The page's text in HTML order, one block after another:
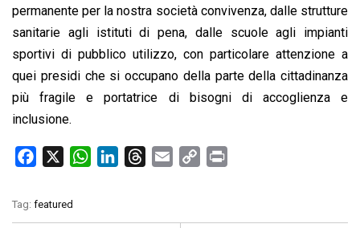
permanente per la nostra società convivenza, dalle strutture
sanitarie agli istituti di pena, dalle scuole agli impianti
sportivi di pubblico utilizzo, con particolare attenzione a
quei presidi che si occupano della parte della cittadinanza
più fragile e portatrice di bisogni di accoglienza e
inclusione.
c
e
W
t
k
e
i
y
n
Tag: featured